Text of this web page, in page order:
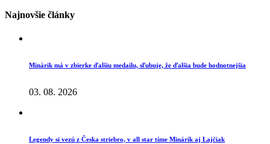
Najnovšie články
Minárik má v zbierke ďalšiu medailu, sľubuje, že ďalšia bude hodnotnejšia
03. 08. 2026
Legendy si vezú z Česka striebro, v all star tíme Minárik aj Lajčiak